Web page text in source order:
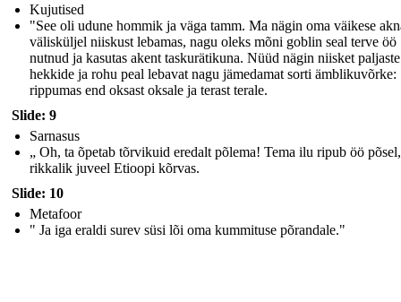
Kujutised
"See oli udune hommik ja väga tamm. Ma nägin oma väikese
välisküljel niiskust lebamas, nagu oleks mõni goblin seal terve öö
nutnud ja kasutas akent taskurätikuna. Nüüd nägin niisket paljaste
hekkide ja rohu peal lebavat nagu jämedamat sorti ämblikuvõrke:
rippumas end oksast oksale ja terast terale.
Slide: 9
Sarnasus
„ Oh, ta õpetab tõrvikuid eredalt põlema! Tema ilu ripub öö
rikkalik juveel Etioopi kõrvas.
Slide: 10
Metafoor
" Ja iga eraldi surev süsi lõi oma kummituse põrandale."